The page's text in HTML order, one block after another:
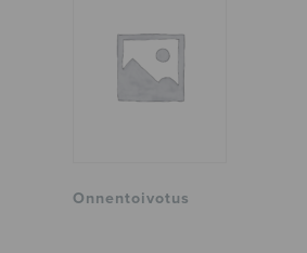
Onnentoivotus